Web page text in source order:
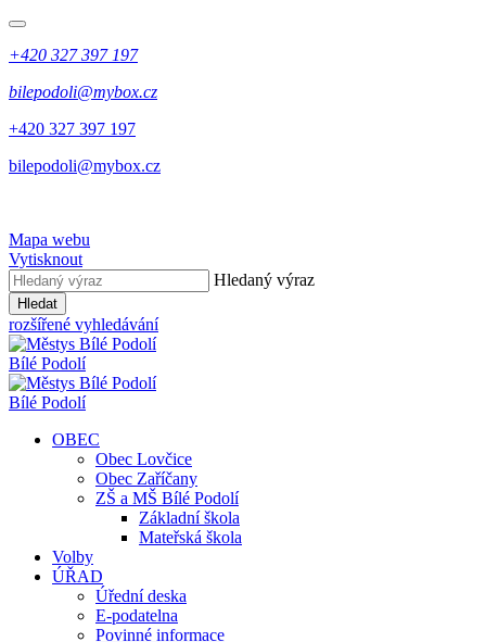
+420 327 397 197
bilepodoli@mybox.cz
+420 327 397 197
bilepodoli@mybox.cz
Mapa webu
Vytisknout
Hledaný výraz
Hledat
rozšířené vyhledávání
Bílé Podolí
Bílé Podolí
OBEC
Obec Lovčice
Obec Zaříčany
ZŠ a MŠ Bílé Podolí
Základní škola
Mateřská škola
Volby
ÚŘAD
Úřední deska
E-podatelna
Povinné informace